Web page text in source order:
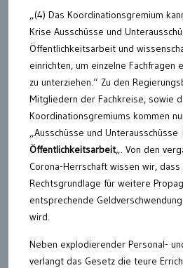
„(4) Das Koordinationsgremium
Krise Ausschüsse und
Öffentlichkeitsarbeit und
einrichten, um einzelne Fachfragen
zu unterziehen.“ Zu den
Mitgliedern der Fachkreise, sowie
Koordinationsgremiums kommen
„Ausschüsse und Unterausschüsse
Öffentlichkeitsarbeit„. Von den
Corona-Herrschaft wissen wir,
Rechtsgrundlage für weitere
entsprechende
wird.
Neben explodierender Personal-
verlangt das Gesetz die teure